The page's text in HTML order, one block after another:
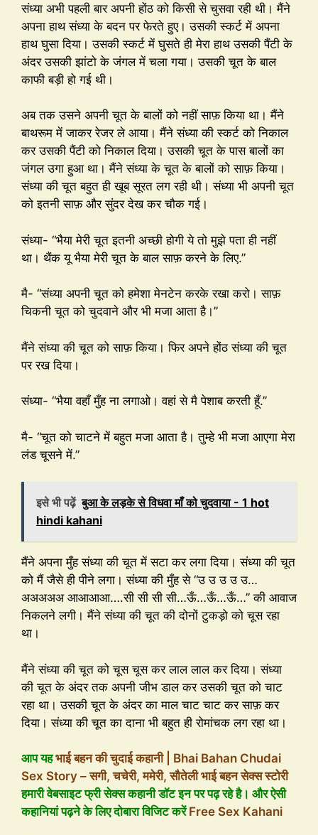
संध्या अभी पहली बार अपनी होंठ को किसी से चुसवा रही थी। मैंने
अपना हाथ संध्या के बदन पर फेरते हुए। उसकी स्कर्ट में अपना
हाथ घुसा दिया। उसकी स्कर्ट में घुसते ही मेरा हाथ उसकी पैंटी के
अंदर उसकी झांटो के जंगल में चला गया। उसकी चूत के बाल
काफी बड़ी हो गई थी।
अब तक उसने अपनी चूत के बालों को नहीं साफ़ किया था। मैंने
बाथरूम में जाकर रेजर ले आया। मैंने संध्या की स्कर्ट को निकाल
कर उसकी पैंटी को निकाल दिया। उसकी चूत के पास बालों का
जंगल उगा हुआ था। मैंने संध्या के चूत के बालों को साफ़ किया।
संध्या की चूत बहुत ही खूब सूरत लग रही थी। संध्या भी अपनी चूत
को इतनी साफ़ और सुंदर देख कर चौक गई।
संध्या- “भैया मेरी चूत इतनी अच्छी होगी ये तो मुझे पता ही नहीं
था। थैंक यू भैया मेरी चूत के बाल साफ़ करने के लिए.”
मै- “संध्या अपनी चूत को हमेशा मेनटेन करके रखा करो। साफ़
चिकनी चूत को चुदवाने और भी मजा आता है।”
मैंने संध्या की चूत को साफ़ किया। फिर अपने होंठ संध्या की चूत
पर रख दिया।
संध्या- “भैया वहाँ मुँह ना लगाओ। वहां से मै पेशाब करती हूँ.”
मै- “चूत को चाटने में बहुत मजा आता है। तुम्हे भी मजा आएगा मेरा
लंड चूसने में.”
इसे भी पढ़ें बुआ के लड़के से विधवा माँ को चुदवाया - 1 hot
hindi kahani
मैंने अपना मुँह संध्या की चूत में सटा कर लगा दिया। संध्या की चूत
को मैं जैसे ही पीने लगा। संध्या की मुँह से “उ उ उ उ उ…
अअअअअ आआआआ….सी सी सी सी…ऊँ…ऊँ…ऊँ…” की आवाज
निकलने लगी। मैंने संध्या की चूत की दोनों टुकड़ो को चूस रहा
था।
मैंने संध्या की चूत को चूस चूस कर लाल लाल कर दिया। संध्या
की चूत के अंदर तक अपनी जीभ डाल कर उसकी चूत को चाट
रहा था। उसकी चूत के अंदर का माल चाट चाट कर साफ़ कर
दिया। संध्या की चूत का दाना भी बहुत ही रोमांचक लग रहा था।
आप यहभाई बहन की चुदाई कहानी | Bhai Bahan Chudai
Sex Story – सगी, चचेरी, ममेरी, सौतेली भाई बहन सेक्स स्टोरी
हमारी वेबसाइट फ्री सेक्स कहानी डॉट इन पर पढ़ रहे है। और ऐसी
कहानियां पढ़ने के लिए दोबारा विजिट करेंFree Sex Kahani